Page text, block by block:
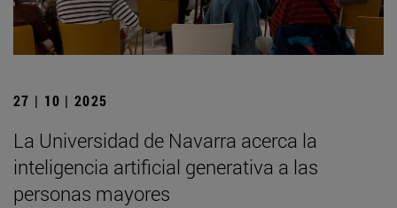
27 | 10 | 2025
La Universidad de Navarra acerca la
inteligencia artificial generativa a las
personas mayores